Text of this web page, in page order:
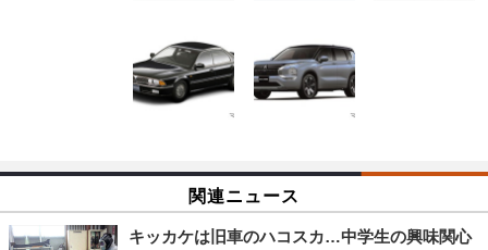
関連ニュース
キッカケは旧車のハコスカ…中学生の興味関心